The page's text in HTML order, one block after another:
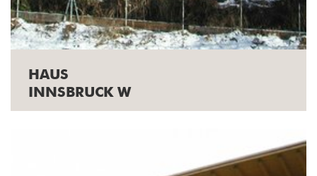
HAUS
INNSBRUCK W